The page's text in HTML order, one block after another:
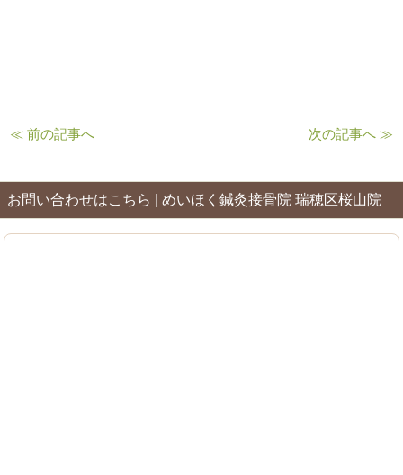
≪ 前の記事へ 次の記事へ ≫
お問い合わせはこちら | めいほく鍼灸接骨院 瑞穂区桜山院